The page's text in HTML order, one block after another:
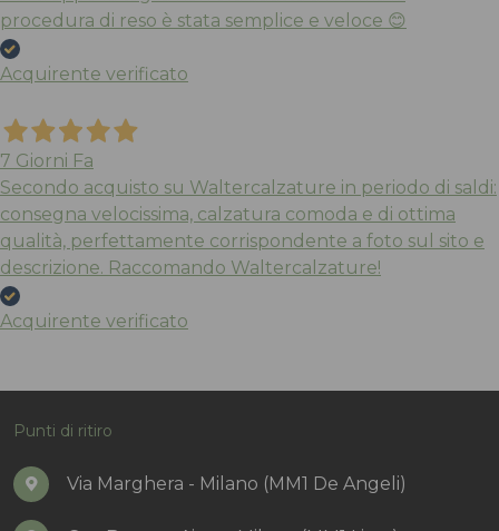
procedura di reso è stata semplice e veloce 😊
Acquirente verificato
7 Giorni Fa
Secondo acquisto su Waltercalzature in periodo di saldi:
consegna velocissima, calzatura comoda e di ottima
qualità, perfettamente corrispondente a foto sul sito e
descrizione. Raccomando Waltercalzature!
Acquirente verificato
Punti di ritiro
Via Marghera - Milano (MM1 De Angeli)